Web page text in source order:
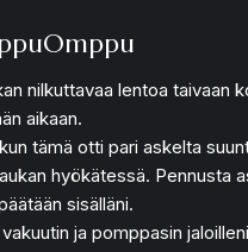
nilkuttavaa lentoa
aikaan.
tämä otti pari askelta
hyökätessä. Pennusta
sisälläni.
vakuutin ja pomppasin